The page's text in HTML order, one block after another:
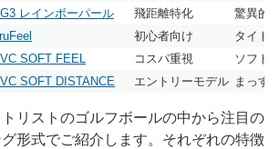
レインボーパール 飛距離特化
驚異的
初心者向け
タイト
SOFT FEEL コスパ重視
ソフト
SOFT DISTANCE エントリーモデル まっす
リストのゴルフボールの中から注目の
形式でご紹介します。それぞれの特徴